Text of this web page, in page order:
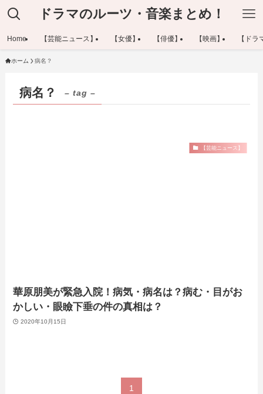
ドラマのルーツ・音楽まとめ！
Home 【芸能ニュース】 【女優】 【俳優】 【映画】 【ドラ
ホーム 病名？
病名？ – tag –
【芸能ニュース】
華原朋美が緊急入院！病気・病名は？病む・目がお
かしい・眼瞼下垂の件の真相は？
2020年10月15日
1